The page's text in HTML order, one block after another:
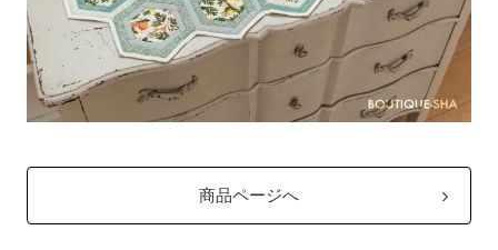
商品ページへ